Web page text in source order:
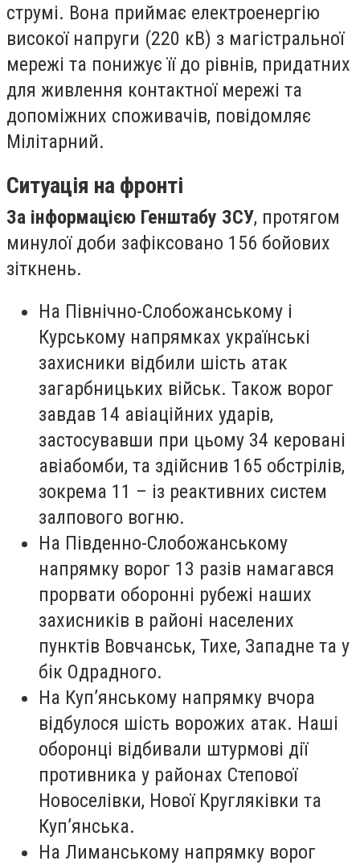
струмі. Вона приймає електроенергію
високої напруги (220 кВ) з магістральної
мережі та понижує її до рівнів, придатних
для живлення контактної мережі та
допоміжних споживачів, повідомляє
Мілітарний.
Ситуація на фронті
За інформацією Генштабу ЗСУ, протягом
минулої доби зафіксовано 156 бойових
зіткнень.
На Північно-Слобожанському і
Курському напрямках українські
захисники відбили шість атак
загарбницьких військ. Також ворог
завдав 14 авіаційних ударів,
застосувавши при цьому 34 керовані
авіабомби, та здійснив 165 обстрілів,
зокрема 11 – із реактивних систем
залпового вогню.
На Південно-Слобожанському
напрямку ворог 13 разів намагався
прорвати оборонні рубежі наших
захисників в районі населених
пунктів Вовчанськ, Тихе, Западне та у
бік Одрадного.
На Куп’янському напрямку вчора
відбулося шість ворожих атак. Наші
оборонці відбивали штурмові дії
противника у районах Степової
Новоселівки, Нової Кругляківки та
Куп’янська.
На Лиманському напрямку ворог